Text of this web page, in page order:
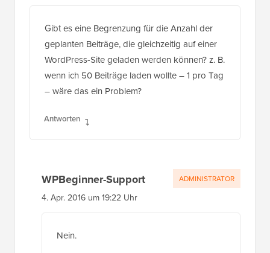
Gibt es eine Begrenzung für die Anzahl der
geplanten Beiträge, die gleichzeitig auf einer
WordPress-Site geladen werden können? z. B.
wenn ich 50 Beiträge laden wollte – 1 pro Tag
– wäre das ein Problem?
Antworten
WPBeginner-Support
4. Apr. 2016 um 19:22 Uhr
Nein.
ADMINISTRATOR